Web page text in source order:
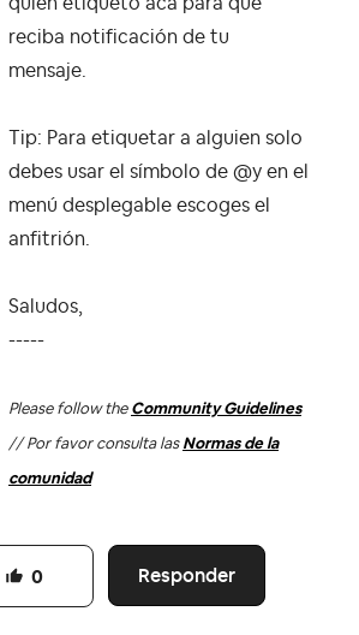
quien etiqueto acá para que
reciba notificación de tu
mensaje.
Tip: Para etiquetar a alguien solo
debes usar el símbolo de @y en el
menú desplegable escoges el
anfitrión.
Saludos,
-----
Please follow the Community Guidelines
// Por favor consulta las Normas de la
comunidad
Responder
0